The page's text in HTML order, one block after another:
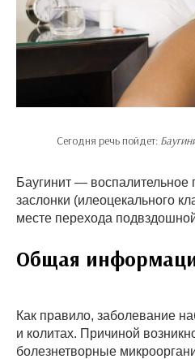
Сегодня речь пойдет:
Баугинит — воспалительное
заслонки (илеоцекального
месте перехода
Общая
Как правило, заболевание
и колитах. Причиной
болезнетворные